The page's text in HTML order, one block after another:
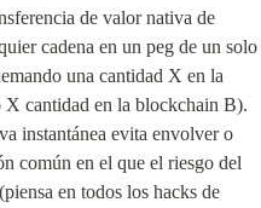
de valor nativa de
cadena en un peg de un solo
una cantidad X en la
cantidad en la blockchain B).
instantánea evita envolver o
común en el que el riesgo del
en todos los hacks de